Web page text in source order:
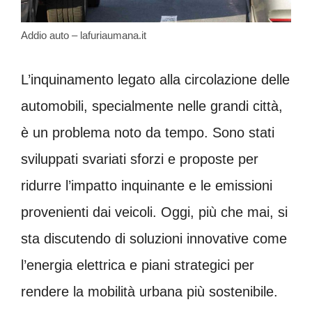
Addio auto – lafuriaumana.it
L’inquinamento legato alla circolazione delle
automobili, specialmente nelle grandi città,
è un problema noto da tempo. Sono stati
sviluppati svariati sforzi e proposte per
ridurre l’impatto inquinante e le emissioni
provenienti dai veicoli. Oggi, più che mai, si
sta discutendo di soluzioni innovative come
l’energia elettrica e piani strategici per
rendere la mobilità urbana più sostenibile.